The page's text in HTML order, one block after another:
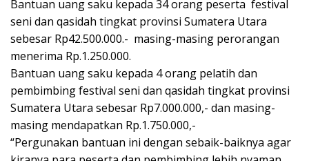
Bantuan uang saku kepada 34 orang peserta festival
seni dan qasidah tingkat provinsi Sumatera Utara
sebesar Rp42.500.000.- masing-masing perorangan
menerima Rp.1.250.000.
Bantuan uang saku kepada 4 orang pelatih dan
pembimbing festival seni dan qasidah tingkat provinsi
Sumatera Utara sebesar Rp7.000.000,- dan masing-
masing mendapatkan Rp.1.750.000,-
“Pergunakan bantuan ini dengan sebaik-baiknya agar